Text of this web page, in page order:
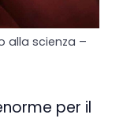
alla scienza –
per il